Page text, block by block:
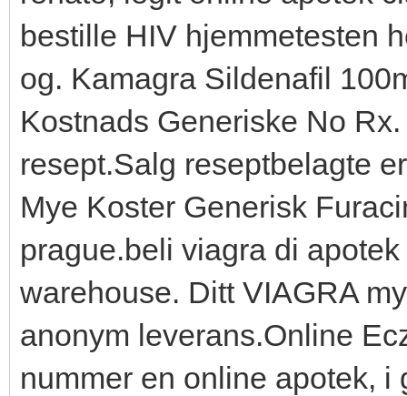
bestille HIV hjemmetesten
og. Kamagra Sildenafil
Kostnads Generiske No
resept.Salg reseptbelagte
Mye Koster Generisk
prague.beli viagra di
warehouse. Ditt VIAGRA
anonym leverans.Online
nummer en online apotek, i